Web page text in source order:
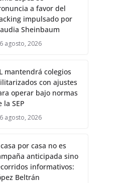
a favor del
impulsado por
Sheinbaum
6 agosto, 2026
mantendrá colegios
con ajustes
operar bajo normas
la SEP
6 agosto, 2026
por casa no es
anticipada sino
informativos:
Beltrán